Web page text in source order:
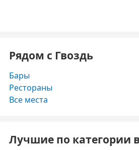
Рядом с Гвоздь
Бары
Рестораны
Все места
Лучшие по категории